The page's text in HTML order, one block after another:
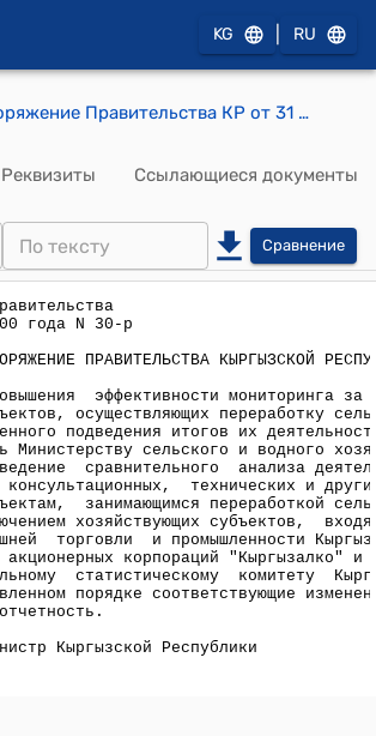
KG RU
Распоряжение Правительства КР от 31 января 2000 года N 30-р (О поручении Минсельводхозу КР проведения сравнительного анализа деятельности хозяйствующих субъектов, осуществляющих переработку сельскохозяйственного сырья)
Реквизиты Ссылающиеся документы
Сравнение